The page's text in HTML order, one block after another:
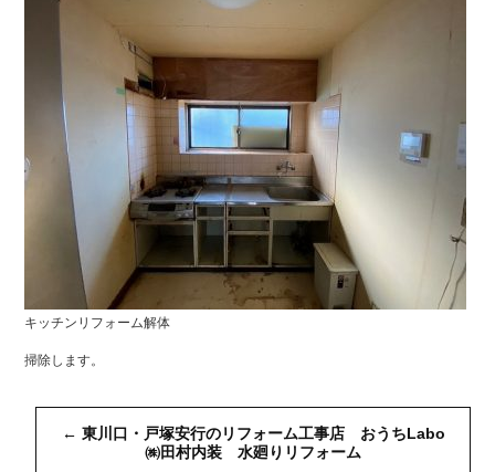
キッチンリフォーム解体
掃除します。
← 東川口・戸塚安行のリフォーム工事店 おうちLabo
㈱田村内装 水廻りリフォーム